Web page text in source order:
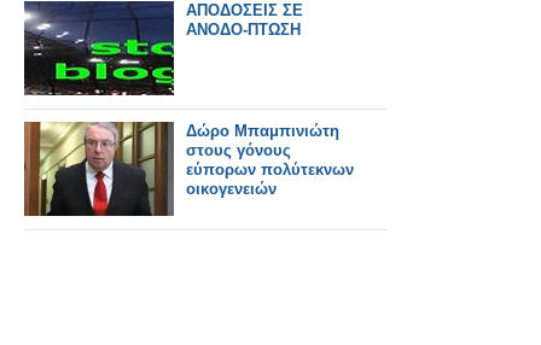
ΑΠΟΔΟΣΕΙΣ ΣΕ
ΑΝΟΔO-ΠΤΩΣΗ
Δώρο Μπαμπινιώτη
στους γόνους
εύπορων πολύτεκνων
οικογενειών